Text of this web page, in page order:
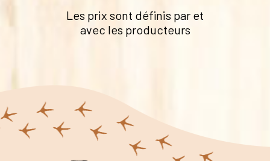
Les prix sont définis par et
avec les producteurs